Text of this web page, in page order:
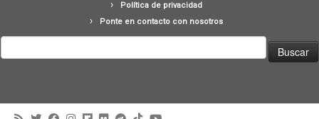
Política de privacidad
Ponte en contacto con nosotros